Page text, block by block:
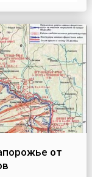
и его
гла...
от